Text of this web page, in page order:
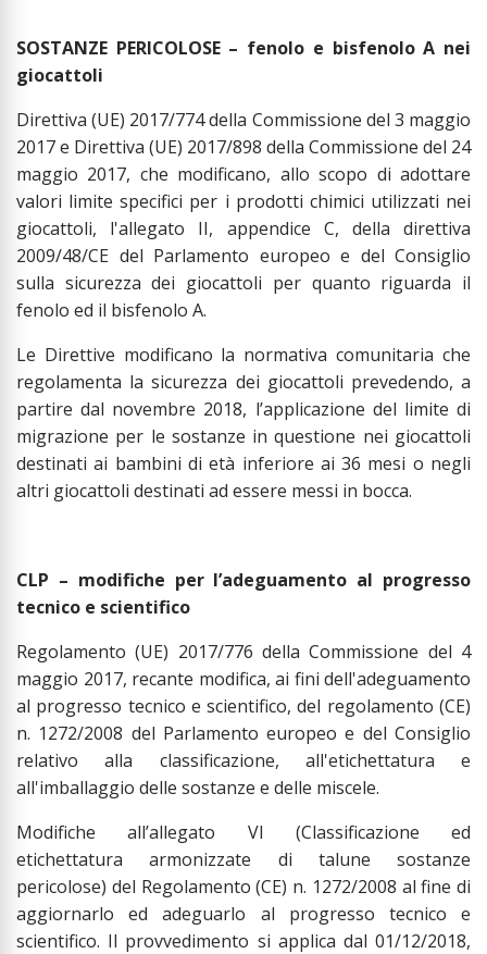
SOSTANZE PERICOLOSE – fenolo e bisfenolo A nei
giocattoli
Direttiva (UE) 2017/774 della Commissione del 3 maggio
2017 e Direttiva (UE) 2017/898 della Commissione del 24
maggio 2017, che modificano, allo scopo di adottare
valori limite specifici per i prodotti chimici utilizzati nei
giocattoli, l'allegato II, appendice C, della direttiva
2009/48/CE del Parlamento europeo e del Consiglio
sulla sicurezza dei giocattoli per quanto riguarda il
fenolo ed il bisfenolo A.
Le Direttive modificano la normativa comunitaria che
regolamenta la sicurezza dei giocattoli prevedendo, a
partire dal novembre 2018, l’applicazione del limite di
migrazione per le sostanze in questione nei giocattoli
destinati ai bambini di età inferiore ai 36 mesi o negli
altri giocattoli destinati ad essere messi in bocca.
CLP – modifiche per l’adeguamento al progresso
tecnico e scientifico
Regolamento (UE) 2017/776 della Commissione del 4
maggio 2017, recante modifica, ai fini dell'adeguamento
al progresso tecnico e scientifico, del regolamento (CE)
n. 1272/2008 del Parlamento europeo e del Consiglio
relativo alla classificazione, all'etichettatura e
all'imballaggio delle sostanze e delle miscele.
Modifiche all’allegato VI (Classificazione ed
etichettatura armonizzate di talune sostanze
pericolose) del Regolamento (CE) n. 1272/2008 al fine di
aggiornarlo ed adeguarlo al progresso tecnico e
scientifico. Il provvedimento si applica dal 01/12/2018,